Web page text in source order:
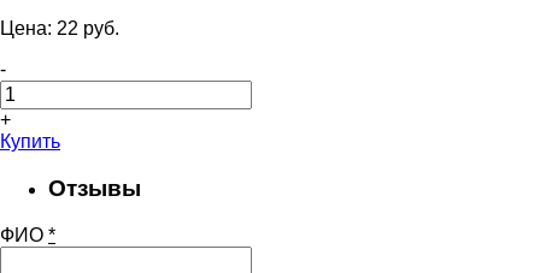
Цена: 22 pуб.
-
+
Купить
Отзывы
ФИО *